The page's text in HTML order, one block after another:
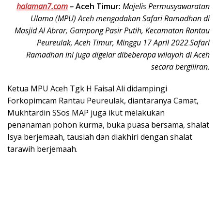
halaman7.com–Aceh Timur: Majelis Permusyawaratan
Ulama (MPU) Aceh mengadakan Safari Ramadhan di
Masjid Al Abrar, Gampong Pasir Putih, Kecamatan Rantau
Peureulak, Aceh Timur, Minggu 17 April 2022.Safari
Ramadhan ini juga digelar dibeberapa wilayah di Aceh
secara bergiliran.
Ketua MPU Aceh Tgk H Faisal Ali didampingi
Forkopimcam Rantau Peureulak, diantaranya Camat,
Mukhtardin SSos MAP juga ikut melakukan
penanaman pohon kurma, buka puasa bersama, shalat
Isya berjemaah, tausiah dan diakhiri dengan shalat
tarawih berjemaah.